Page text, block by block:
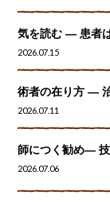
気を読む ― 患者
2026.07.15
術者の在り方 ―
2026.07.11
師につく勧め― 技
2026.07.06